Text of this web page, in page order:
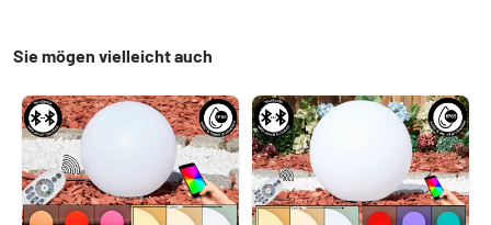
Sie mögen vielleicht auch